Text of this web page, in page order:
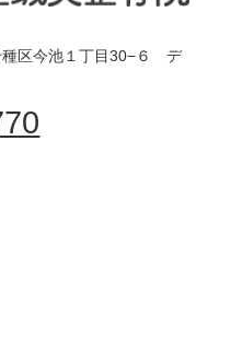
区今池１丁目30−６ デ